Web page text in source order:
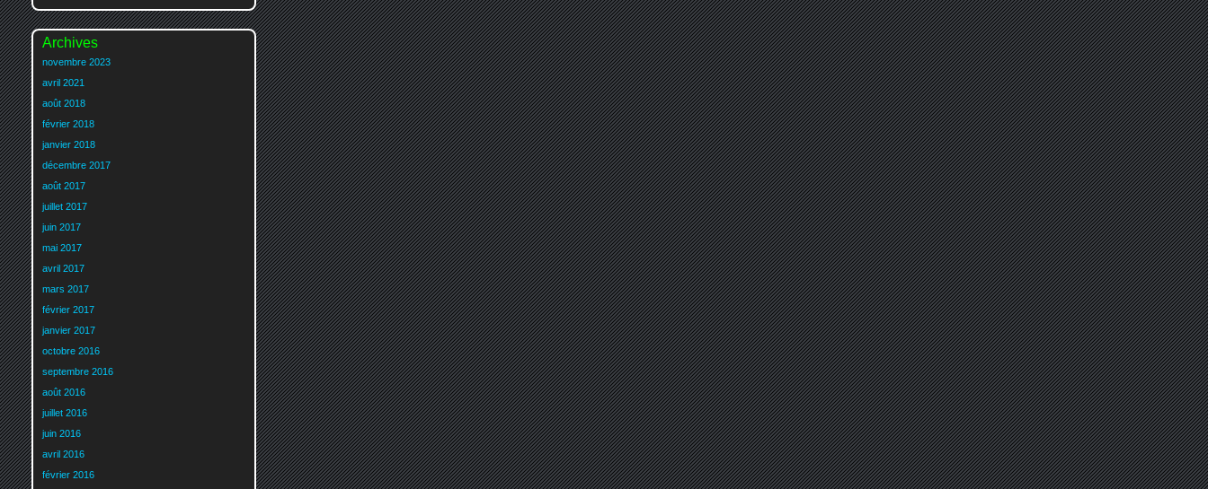
Archives
novembre 2023
avril 2021
août 2018
février 2018
janvier 2018
décembre 2017
août 2017
juillet 2017
juin 2017
mai 2017
avril 2017
mars 2017
février 2017
janvier 2017
octobre 2016
septembre 2016
août 2016
juillet 2016
juin 2016
avril 2016
février 2016